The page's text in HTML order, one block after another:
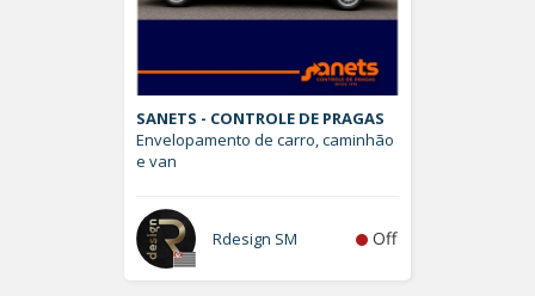
SANETS - CONTROLE DE PRAGAS
Envelopamento de carro, caminhão
e van
Rdesign SM Off